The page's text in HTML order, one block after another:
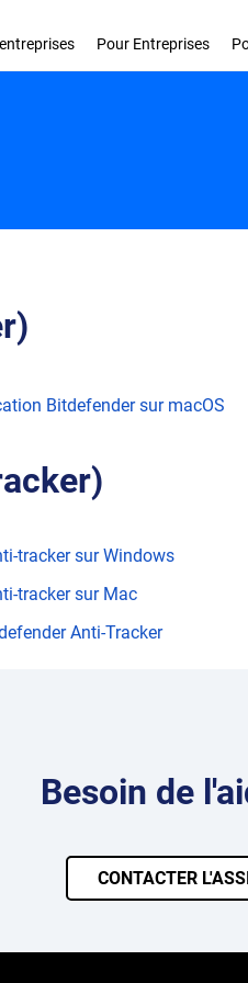
Pour Entreprises
Bitdefender sur macOS
tracker sur Windows
tracker sur Mac
Anti-Tracker
Besoin de
CONTACTER